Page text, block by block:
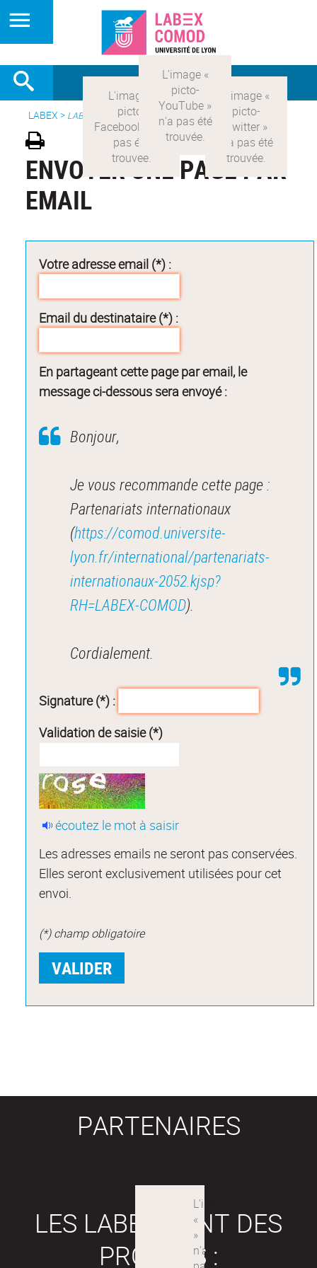
LABEX > LABEX COMOD
ENVOYER UNE PAGE PAR
EMAIL
Votre adresse email (*) :
Email du destinataire (*) :
En partageant cette page par email, le
message ci-dessous sera envoyé :
Bonjour,
Je vous recommande cette page :
Partenariats internationaux
(https://comod.universite-
lyon.fr/international/partenariats-
internationaux-2052.kjsp?
RH=LABEX-COMOD).
Cordialement.
Signature (*) :
Validation de saisie (*)
écoutez le mot à saisir
Les adresses emails ne seront pas conservées.
Elles seront exclusivement utilisées pour cet
envoi.
(*) champ obligatoire
PARTENAIRES
LES LABEX SONT DES
PROJETS :